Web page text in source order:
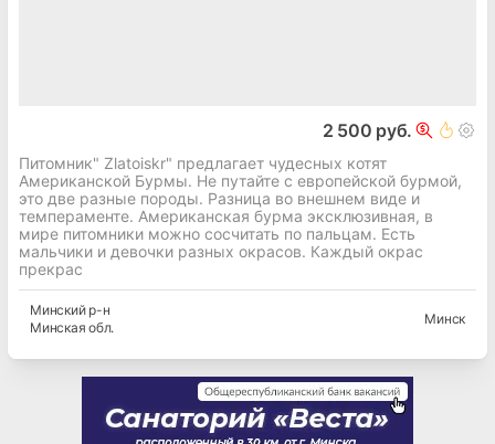
2 500 руб.
Питомник" Zlatoiskr" предлагает чудесных котят
Американской Бурмы. Не путайте с европейской бурмой,
это две разные породы. Разница во внешнем виде и
темпераменте. Американская бурма эксклюзивная, в
мире питомники можно сосчитать по пальцам. Есть
мальчики и девочки разных окрасов. Каждый окрас
прекрас
Минскийр-н
Минская обл.
Минск